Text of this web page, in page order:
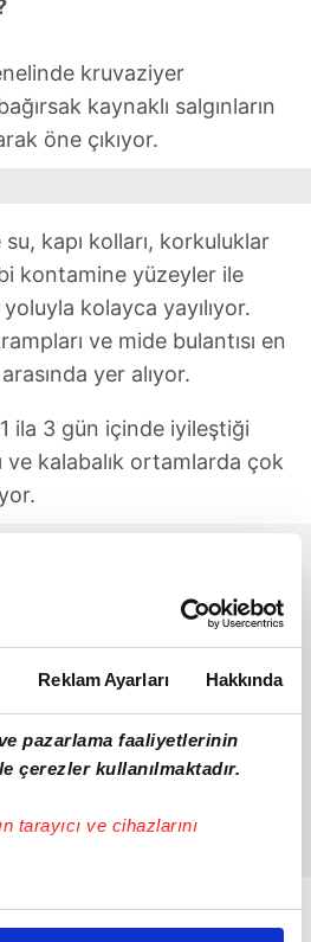
Reklam Ayarları Hakkında
pazarlama faaliyetlerinin
çerezler kullanılmaktadır.
tarayıcı ve cihazlarını
halinde sizlere özel
kruvaziyer
kaynaklı salgınların
öne çıkıyor.
kapı kolları, korkuluklar
kontamine yüzeyler ile
kolayca yayılıyor.
ve mide bulantısı en
yer alıyor.
ila 3 gün içinde iyileştiği
ve kalabalık ortamlarda çok